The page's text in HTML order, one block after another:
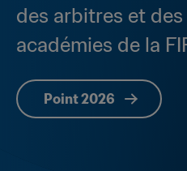
des arbitres et des
académies de la
Point 2026